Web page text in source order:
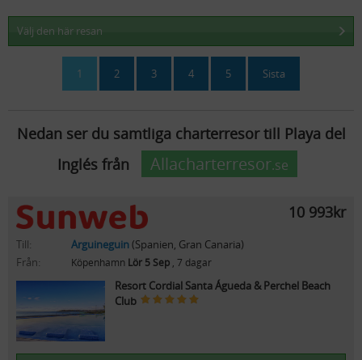
Välj den här resan
1 2 3 4 5 Sista
Nedan ser du samtliga charterresor till Playa del
Inglés från
Allacharterresor.se
10 993kr
Till: Arguineguin(Spanien, Gran Canaria)
Från:
Köpenhamn Lör 5 Sep , 7 dagar
Resort Cordial Santa Águeda & Perchel Beach
Club